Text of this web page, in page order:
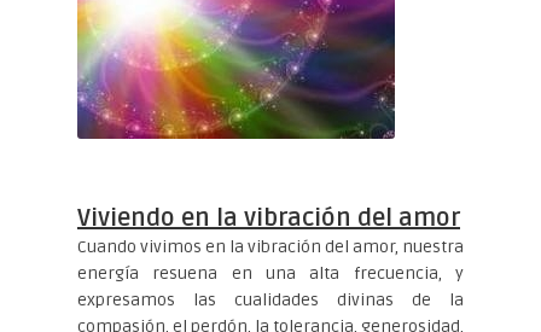
Viviendo en la vibración del amor
Cuando vivimos en la vibración del amor, nuestra
energía resuena en una alta frecuencia, y
expresamos las cualidades divinas de la
compasión, el perdón, la tolerancia, generosidad,